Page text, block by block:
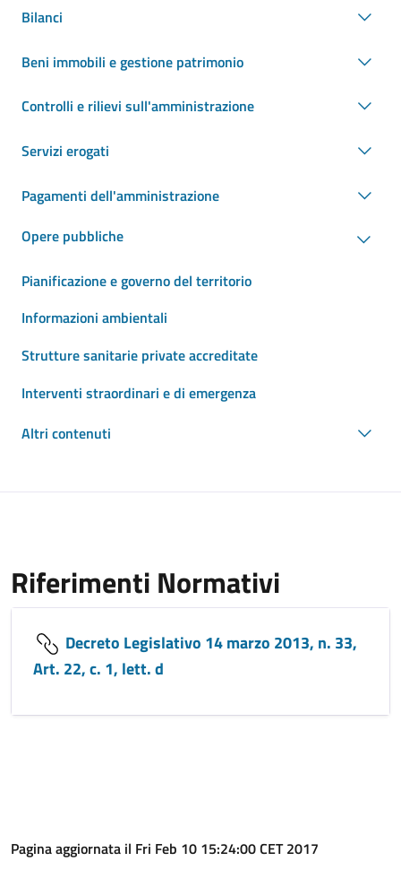
Bilanci
Beni immobili e gestione patrimonio
Controlli e rilievi sull'amministrazione
Servizi erogati
Pagamenti dell'amministrazione
Opere pubbliche
Pianificazione e governo del territorio
Informazioni ambientali
Strutture sanitarie private accreditate
Interventi straordinari e di emergenza
Altri contenuti
Riferimenti Normativi
Decreto Legislativo 14 marzo 2013, n. 33,
Art. 22, c. 1, lett. d
Pagina aggiornata il Fri Feb 10 15:24:00 CET 2017